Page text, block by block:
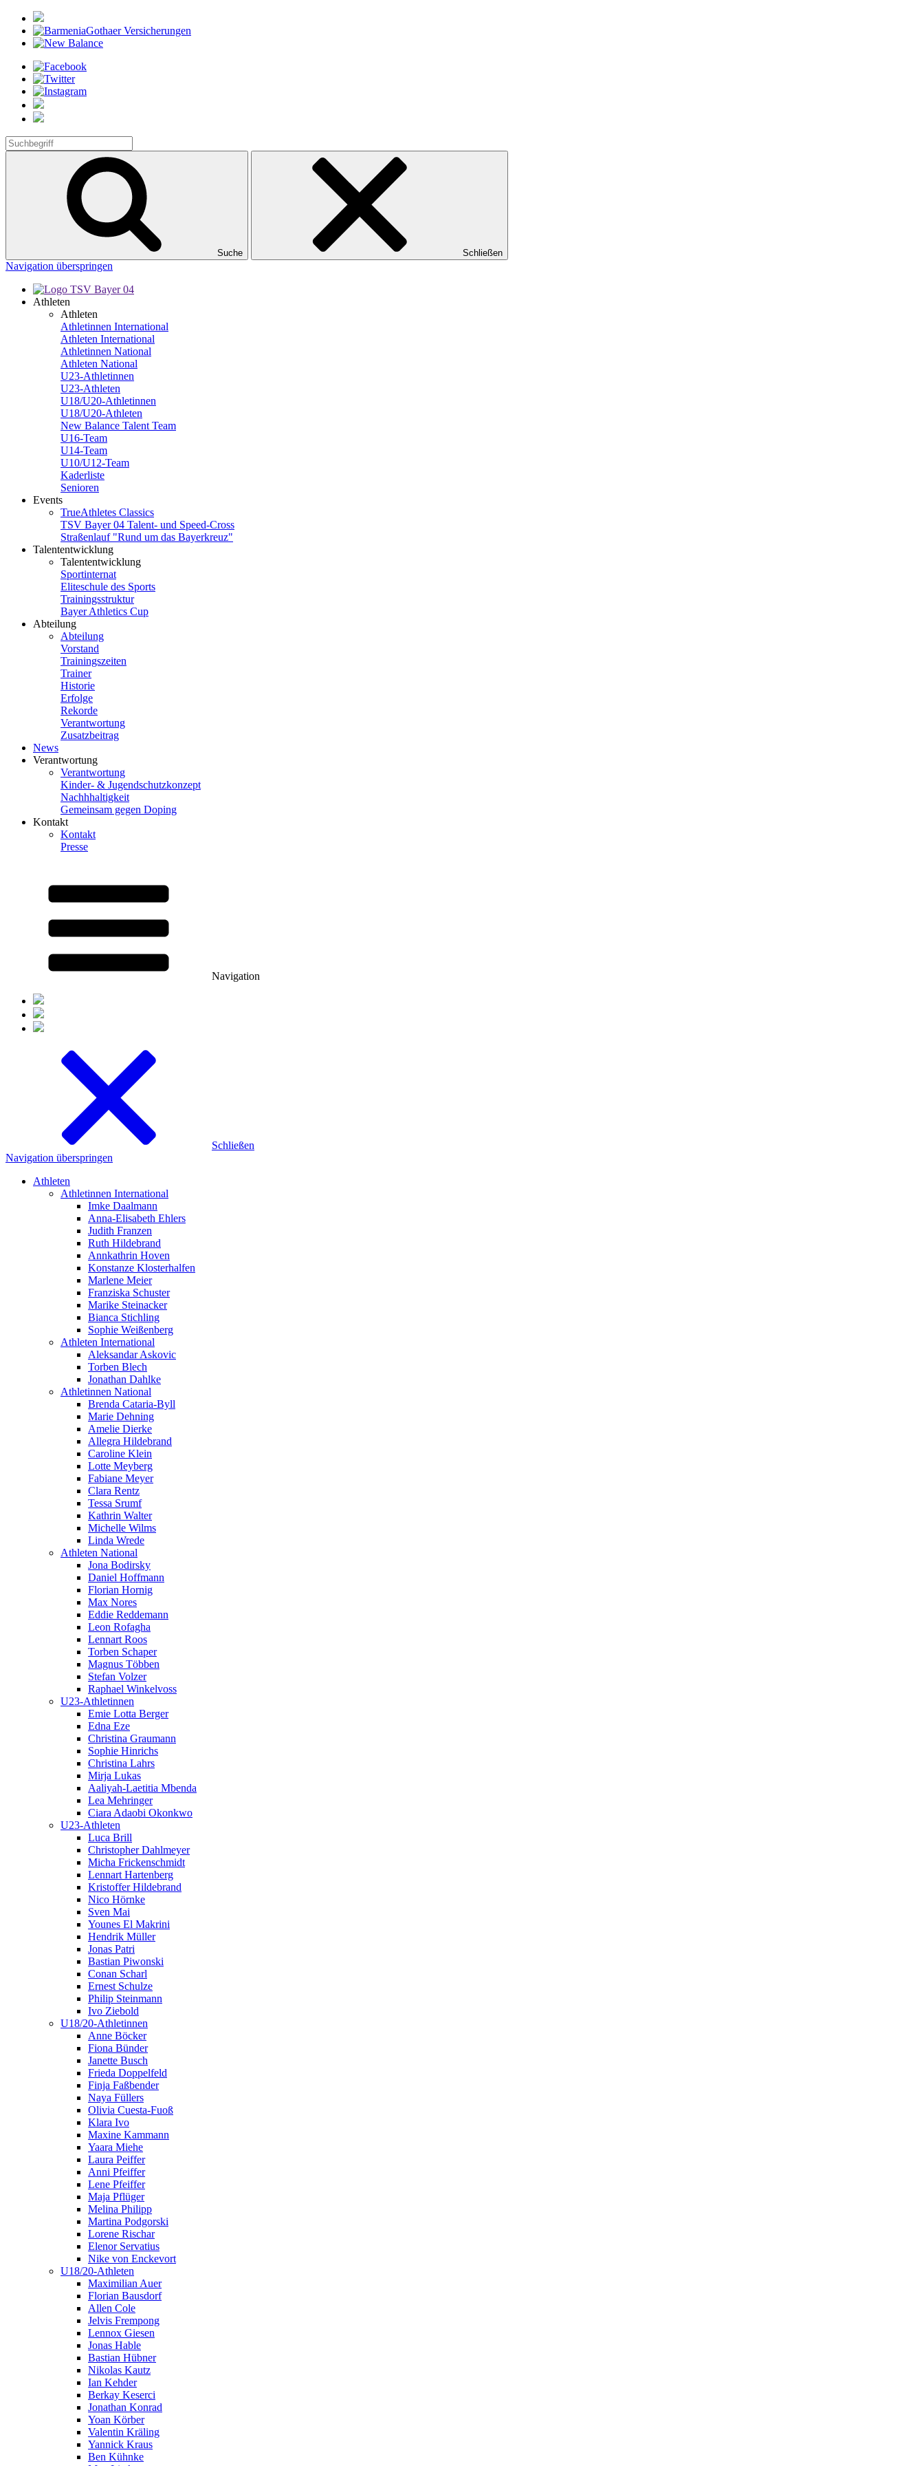
Suche Schließen
Navigation überspringen
Athleten
Athleten
Athletinnen International
Athleten International
Athletinnen National
Athleten National
U23-Athletinnen
U23-Athleten
U18/U20-Athletinnen
U18/U20-Athleten
New Balance Talent Team
U16-Team
U14-Team
U10/U12-Team
Kaderliste
Senioren
Events
TrueAthletes Classics
TSV Bayer 04 Talent- und Speed-Cross
Straßenlauf "Rund um das Bayerkreuz"
Talententwicklung
Talententwicklung
Sportinternat
Eliteschule des Sports
Trainingsstruktur
Bayer Athletics Cup
Abteilung
Abteilung
Vorstand
Trainingszeiten
Trainer
Historie
Erfolge
Rekorde
Verantwortung
Zusatzbeitrag
News
Verantwortung
Verantwortung
Kinder- & Jugendschutzkonzept
Nachhhaltigkeit
Gemeinsam gegen Doping
Kontakt
Kontakt
Presse
Navigation
Schließen
Navigation überspringen
Athleten
Athletinnen International
Imke Daalmann
Anna-Elisabeth Ehlers
Judith Franzen
Ruth Hildebrand
Annkathrin Hoven
Konstanze Klosterhalfen
Marlene Meier
Franziska Schuster
Marike Steinacker
Bianca Stichling
Sophie Weißenberg
Athleten International
Aleksandar Askovic
Torben Blech
Jonathan Dahlke
Athletinnen National
Brenda Cataria-Byll
Marie Dehning
Amelie Dierke
Allegra Hildebrand
Caroline Klein
Lotte Meyberg
Fabiane Meyer
Clara Rentz
Tessa Srumf
Kathrin Walter
Michelle Wilms
Linda Wrede
Athleten National
Jona Bodirsky
Daniel Hoffmann
Florian Hornig
Max Nores
Eddie Reddemann
Leon Rofagha
Lennart Roos
Torben Schaper
Magnus Többen
Stefan Volzer
Raphael Winkelvoss
U23-Athletinnen
Emie Lotta Berger
Edna Eze
Christina Graumann
Sophie Hinrichs
Christina Lahrs
Mirja Lukas
Aaliyah-Laetitia Mbenda
Lea Mehringer
Ciara Adaobi Okonkwo
U23-Athleten
Luca Brill
Christopher Dahlmeyer
Micha Frickenschmidt
Lennart Hartenberg
Kristoffer Hildebrand
Nico Hörnke
Sven Mai
Younes El Makrini
Hendrik Müller
Jonas Patri
Bastian Piwonski
Conan Scharl
Ernest Schulze
Philip Steinmann
Ivo Ziebold
U18/20-Athletinnen
Anne Böcker
Fiona Bünder
Janette Busch
Frieda Doppelfeld
Finja Faßbender
Naya Füllers
Olivia Cuesta-Fuoß
Klara Ivo
Maxine Kammann
Yaara Miehe
Laura Peiffer
Anni Pfeiffer
Lene Pfeiffer
Maja Pflüger
Melina Philipp
Martina Podgorski
Lorene Rischar
Elenor Servatius
Nike von Enckevort
U18/20-Athleten
Maximilian Auer
Florian Bausdorf
Allen Cole
Jelvis Frempong
Lennox Giesen
Jonas Hable
Bastian Hübner
Nikolas Kautz
Ian Kehder
Berkay Keserci
Jonathan Konrad
Yoan Körber
Valentin Kräling
Yannick Kraus
Ben Kühnke